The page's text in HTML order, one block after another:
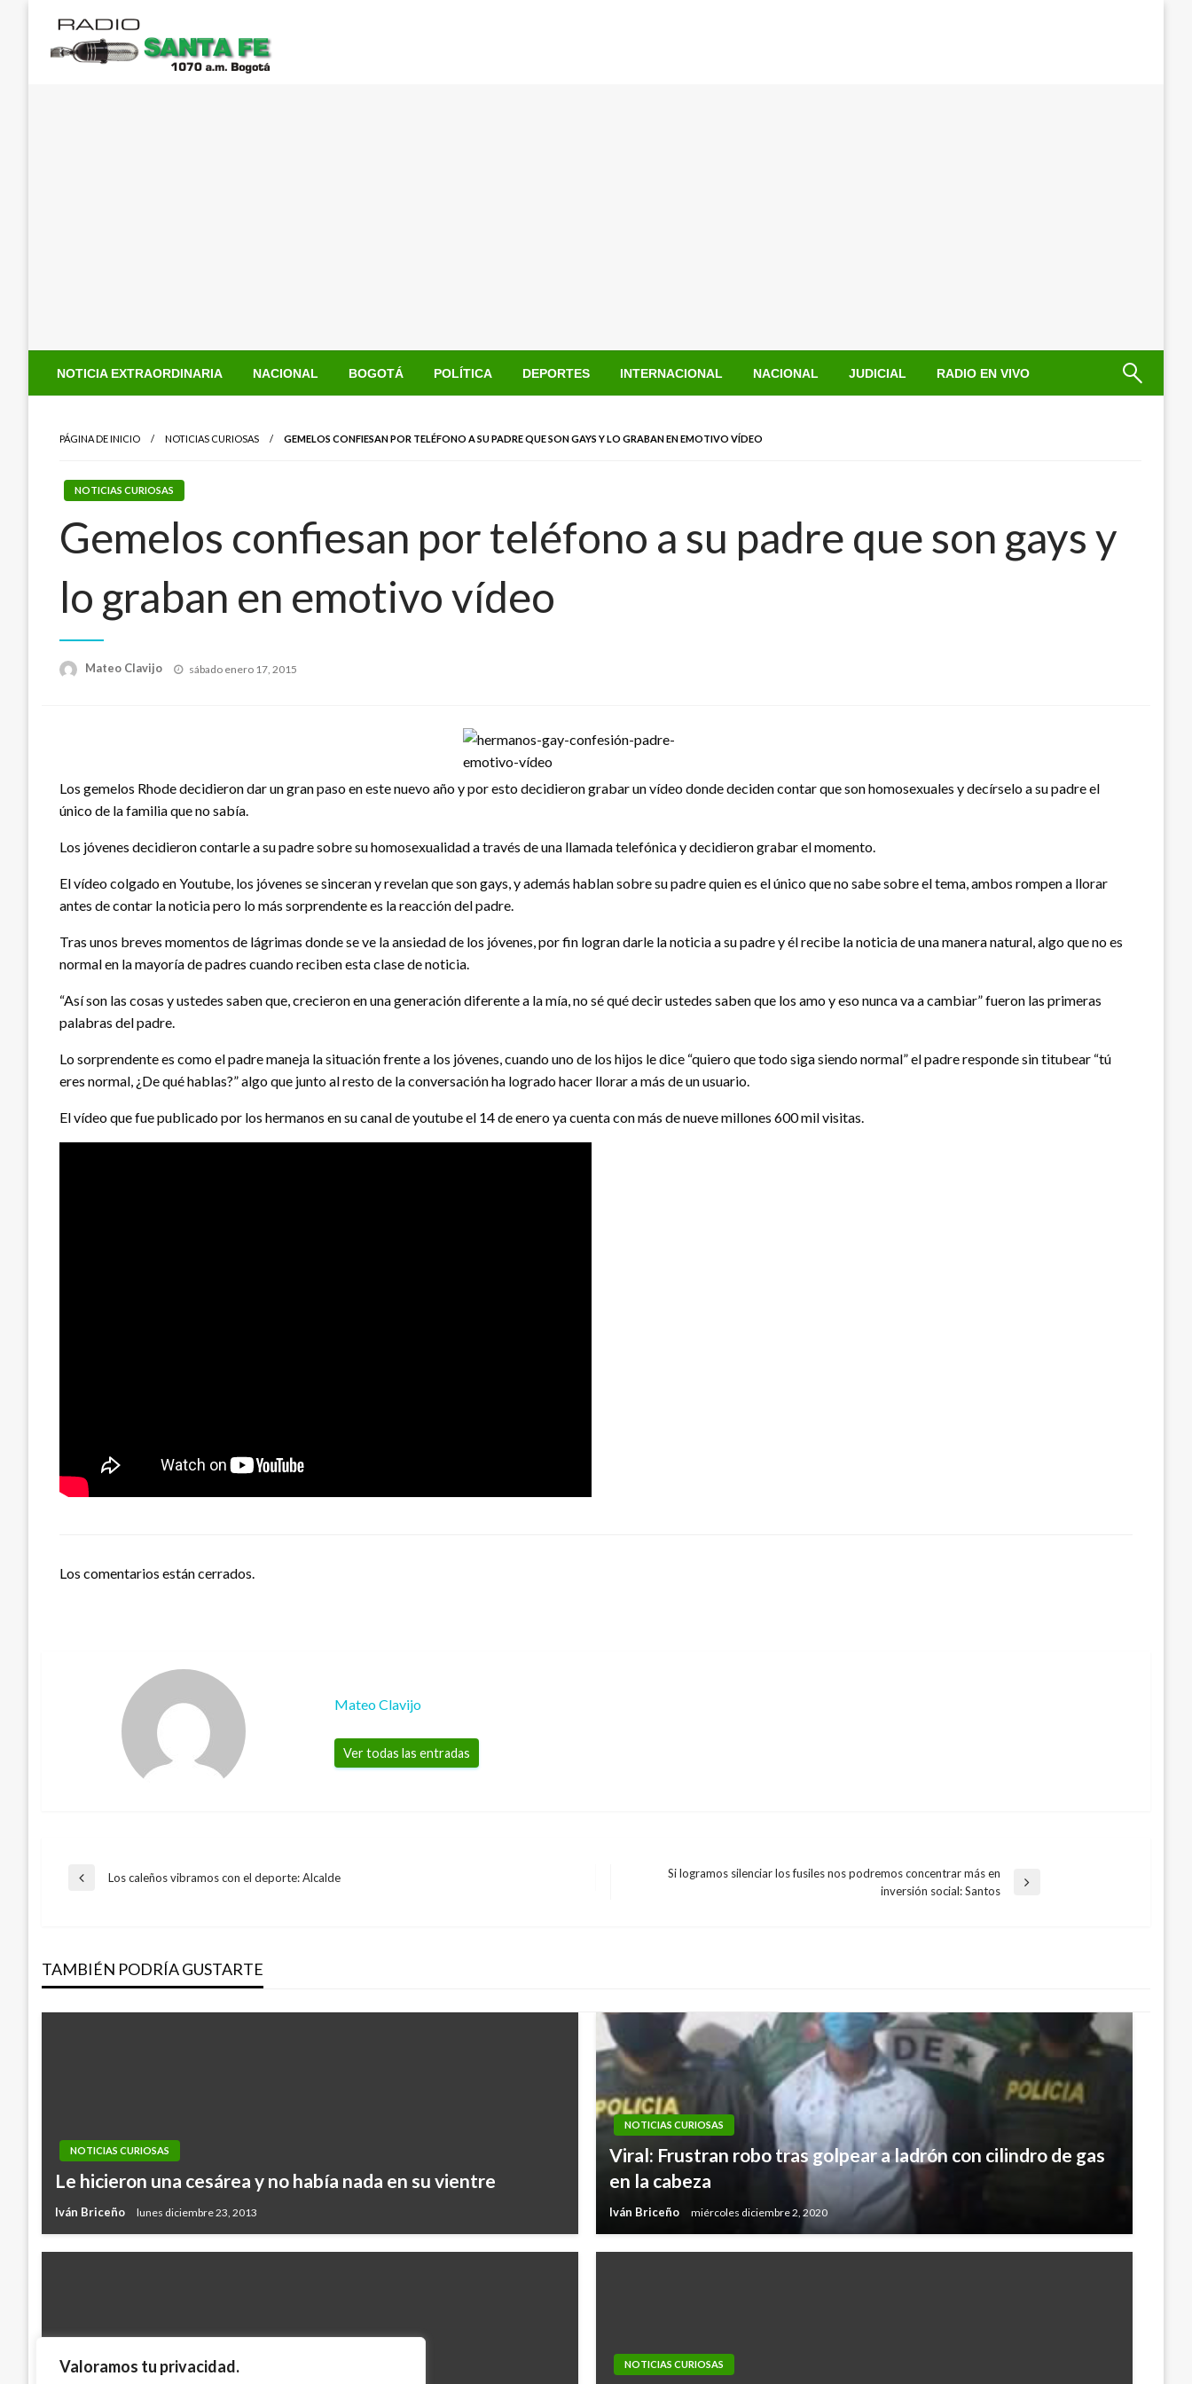
Valoramos tu privacidad.
contenido
NOTICIA EXTRAORDINARIA NACIONAL BOGOTÁ POLÍTICA DEPORTES INTERNACIONAL NACIONAL JUDICIAL RADIO EN VIVO
PÁGINA DE INICIO NOTICIAS CURIOSAS GEMELOS CONFIESAN POR TELÉFONO A SU PADRE QUE SON GAYS Y LO GRABAN EN EMOTIVO VÍDEO
NOTICIAS CURIOSAS
Gemelos confiesan por teléfono a su padre que son gays y
lo graban en emotivo vídeo
Mateo Clavijo
Publicado
sábado enero 17, 2015
Los gemelos Rhode decidieron dar un gran paso en este nuevo año y por esto decidieron grabar un vídeo donde deciden contar que son homosexuales y decírselo a su padre el
único de la familia que no sabía.
Los jóvenes decidieron contarle a su padre sobre su homosexualidad a través de una llamada telefónica y decidieron grabar el momento.
El vídeo colgado en Youtube, los jóvenes se sinceran y revelan que son gays, y además hablan sobre su padre quien es el único que no sabe sobre el tema, ambos rompen a llorar
antes de contar la noticia pero lo más sorprendente es la reacción del padre.
Tras unos breves momentos de lágrimas donde se ve la ansiedad de los jóvenes, por fin logran darle la noticia a su padre y él recibe la noticia de una manera natural, algo que no es
normal en la mayoría de padres cuando reciben esta clase de noticia.
“Así son las cosas y ustedes saben que, crecieron en una generación diferente a la mía, no sé qué decir ustedes saben que los amo y eso nunca va a cambiar” fueron las primeras
palabras del padre.
Lo sorprendente es como el padre maneja la situación frente a los jóvenes, cuando uno de los hijos le dice “quiero que todo siga siendo normal” el padre responde sin titubear “tú
eres normal, ¿De qué hablas?” algo que junto al resto de la conversación ha logrado hacer llorar a más de un usuario.
El vídeo que fue publicado por los hermanos en su canal de youtube el 14 de enero ya cuenta con más de nueve millones 600 mil visitas.
Los comentarios están cerrados.
Mateo Clavijo
Ver todas las entradas
Navegación
entradas
Entrada
Los caleños vibramos con el deporte: Alcalde
Si logramos silenciar los fusiles nos podremos concentrar más en
inversión social: Santos
TAMBIÉN PODRÍA GUSTARTE
NOTICIAS CURIOSAS
Le hicieron una cesárea y no había nada en su vientre
Iván Briceño lunes diciembre 23, 2013
NOTICIAS CURIOSAS
Viral: Frustran robo tras golpear a ladrón con cilindro de gas
en la cabeza
Iván Briceño miércoles diciembre 2, 2020
NOTICIAS CURIOSAS